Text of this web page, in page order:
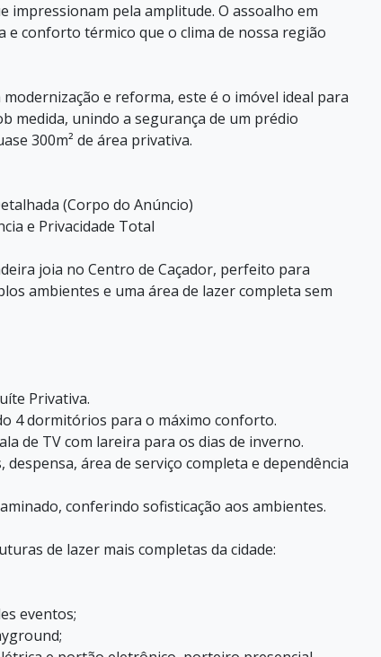
impressionam pela amplitude. O assoalho em
e conforto térmico que o clima de nossa região
e reforma, este é o imóvel ideal para
medida, unindo a segurança de um prédio
300m² de área privativa.
(Corpo do Anúncio)
e Privacidade Total
joia no Centro de Caçador, perfeito para
ambientes e uma área de lazer completa sem
Privativa.
4 dormitórios para o máximo conforto.
de TV com lareira para os dias de inverno.
área de serviço completa e dependência
conferindo sofisticação aos ambientes.
de lazer mais completas da cidade:
eventos;